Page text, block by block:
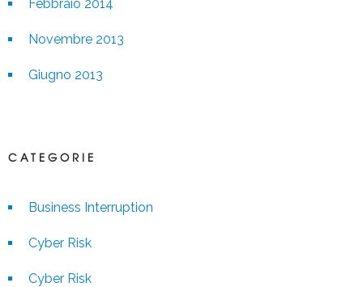
Febbraio 2014
Novembre 2013
Giugno 2013
CATEGORIE
Business Interruption
Cyber Risk
Cyber Risk